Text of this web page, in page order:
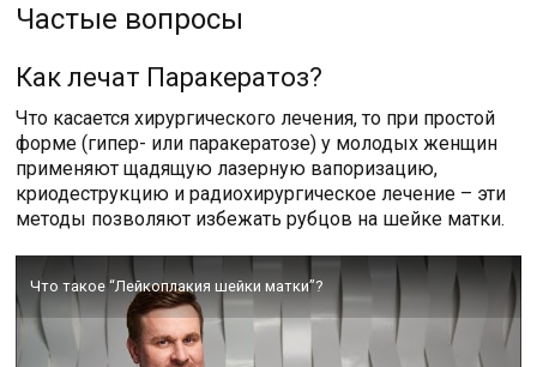
Частые вопросы
Как лечат Паракератоз?
Что касается хирургического лечения, то при простой
форме (гипер- или паракератозе) у молодых женщин
применяют щадящую лазерную вапоризацию,
криодеструкцию и радиохирургическое лечение – эти
методы позволяют избежать рубцов на шейке матки.
Что такое “Лейкоплакия шейки матки”?